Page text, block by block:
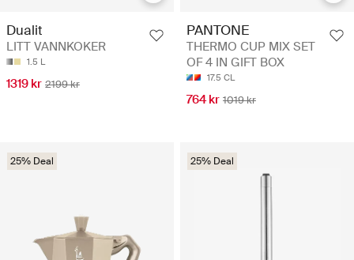
Dualit
LITT VANNKOKER
1.5 L
1319 kr 2199 kr
PANTONE
THERMO CUP MIX SET
OF 4 IN GIFT BOX
17.5 CL
764 kr 1019 kr
25% Deal 25% Deal